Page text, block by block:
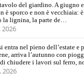
del giardino. A giugno
è sporco e non è vecchiaia:
la lignina, la parte de…
2026
entra nel pieno dell’estate e
arriva l’autunno con
chiudere i lavori sul ferro,
2026